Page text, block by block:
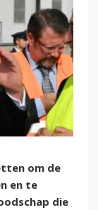
om de
en te
die